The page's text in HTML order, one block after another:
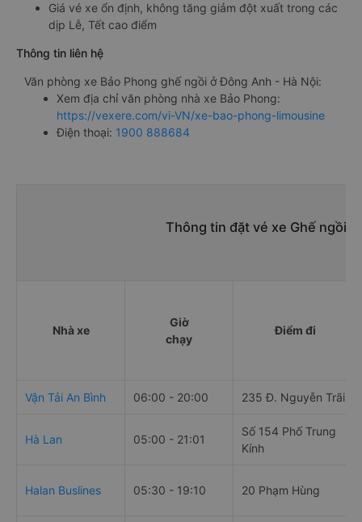
Giá vé xe ổn định, không tăng giảm đột xuất trong các
dịp Lễ, Tết cao điểm
Thông tin liên hệ
Văn phòng xe Bảo Phong ghế ngồi ở Đông Anh - Hà Nội:
Xem địa chỉ văn phòng nhà xe Bảo Phong:
https://vexere.com/vi-VN/xe-bao-phong-limousine
Điện thoại: 1900 888684
Thông tin đặt vé xe Ghế ngồi
Nhà xe
Giờ
chạy
Điểm đi
Vận Tải An Bình 06:00 - 20:00 235 Đ. Nguyễn Trãi
Hà Lan 05:00 - 21:01
Số 154 Phố Trung
Kính
Halan Buslines 05:30 - 19:10 20 Phạm Hùng